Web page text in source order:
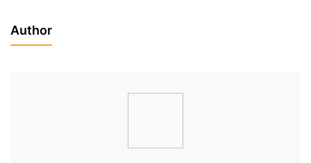
Author